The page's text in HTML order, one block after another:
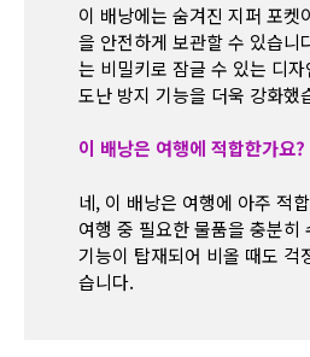
이 배낭에는 숨겨진 지퍼 포켓
을 안전하게 보관할 수 있습니
는 비밀키로 잠글 수 있는 디
도난 방지 기능을 더욱 강화했
이 배낭은 여행에 적합한가요?
네, 이 배낭은 여행에 아주 적
여행 중 필요한 물품을 충분히
기능이 탑재되어 비올 때도 걱
습니다.